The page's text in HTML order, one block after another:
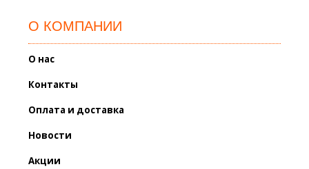
О КОМПАНИИ
О нас
Контакты
Оплата и доставка
Новости
Акции